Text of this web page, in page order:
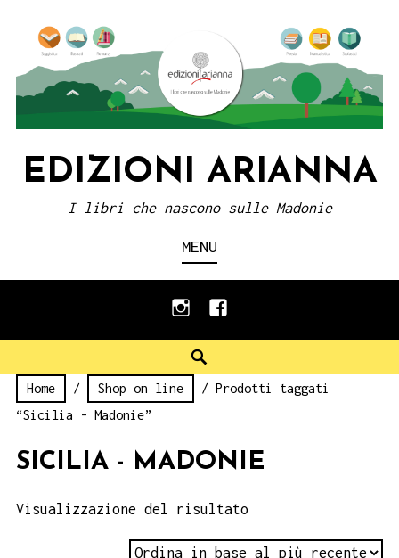
content
EDIZIONI ARIANNA
I libri che nascono sulle Madonie
MENU
instagramfacebook
Home / Shop on line
/ Prodotti taggati
“Sicilia - Madonie”
SICILIA - MADONIE
Visualizzazione del risultato